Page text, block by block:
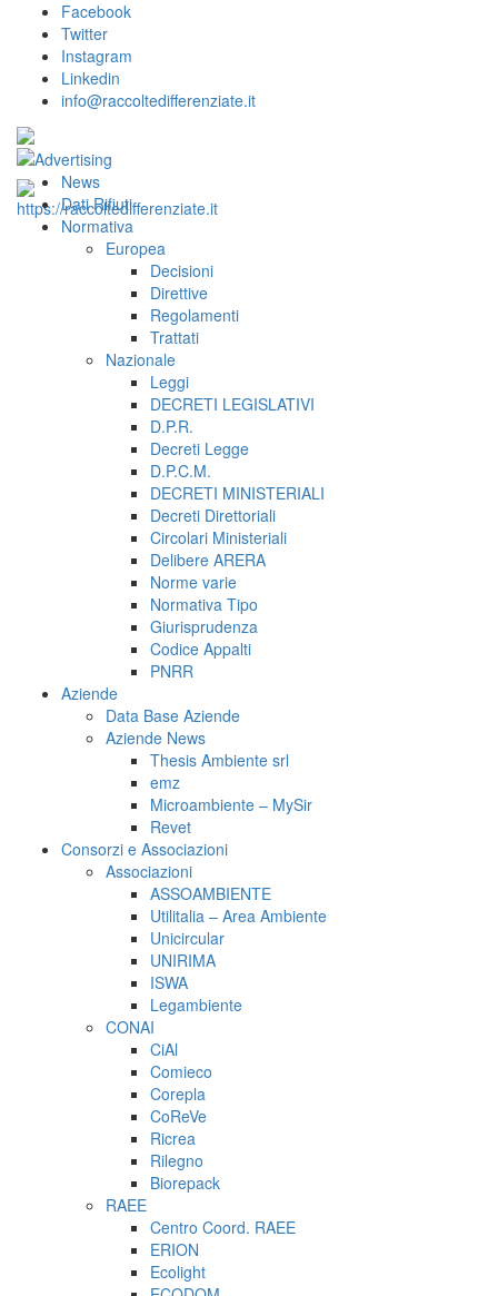
Facebook
Twitter
Instagram
Linkedin
info@raccoltedifferenziate.it
News
Dati Rifiuti
Normativa
Europea
Decisioni
Direttive
Regolamenti
Trattati
Nazionale
Leggi
DECRETI LEGISLATIVI
D.P.R.
Decreti Legge
D.P.C.M.
DECRETI MINISTERIALI
Decreti Direttoriali
Circolari Ministeriali
Delibere ARERA
Norme varie
Normativa Tipo
Giurisprudenza
Codice Appalti
PNRR
Aziende
Data Base Aziende
Aziende News
Thesis Ambiente srl
emz
Microambiente – MySir
Revet
Consorzi e Associazioni
Associazioni
ASSOAMBIENTE
Utilitalia – Area Ambiente
Unicircular
UNIRIMA
ISWA
Legambiente
CONAI
CiAl
Comieco
Corepla
CoReVe
Ricrea
Rilegno
Biorepack
RAEE
Centro Coord. RAEE
ERION
Ecolight